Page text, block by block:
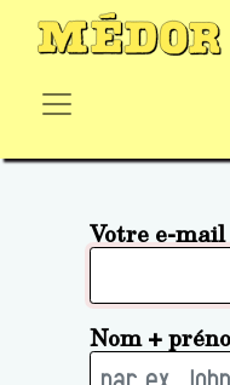
Votre e-mail
Nom +